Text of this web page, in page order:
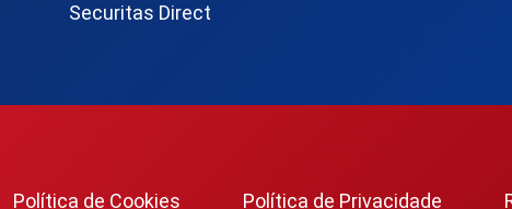
Securitas Direct
Política de Cookies Política de Privacidade